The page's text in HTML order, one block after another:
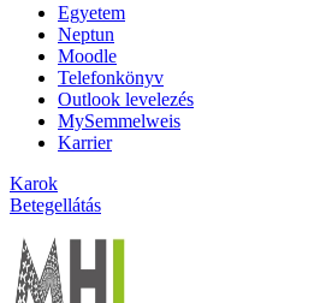
Egyetem
Neptun
Moodle
Telefonkönyv
Outlook levelezés
MySemmelweis
Karrier
Karok
Betegellátás